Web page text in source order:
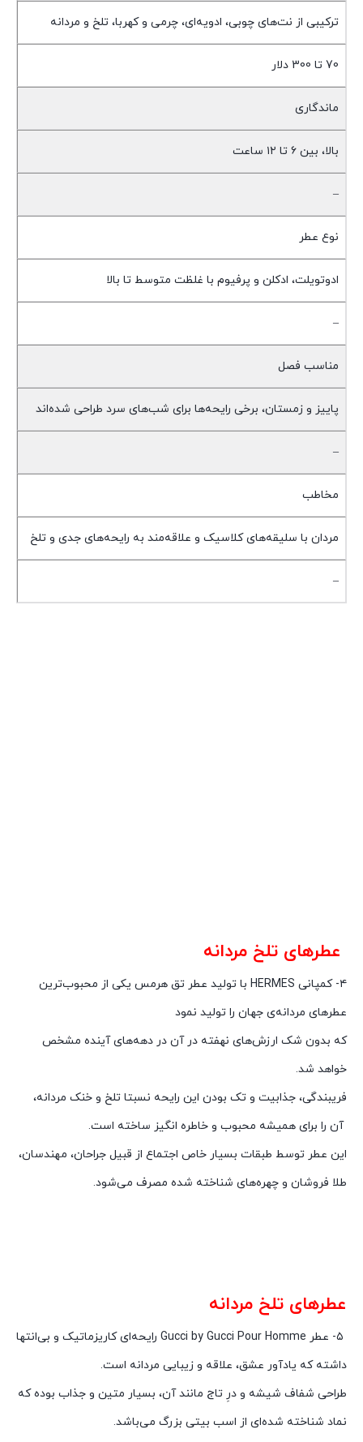
ترکیبی از نت‌های چوبی، ادویه‌ای، چرمی و کهربا، تلخ و مردانه
70 تا 300 دلار
ماندگاری
بالا، بین ۶ تا ۱۲ ساعت
–
نوع عطر
ادوتویلت، ادکلن و پرفیوم با غلظت متوسط تا بالا
–
مناسب فصل
پاییز و زمستان، برخی رایحه‌ها برای شب‌های سرد طراحی شده‌اند
–
مخاطب
مردان با سلیقه‌های کلاسیک و علاقه‌مند به رایحه‌های جدی و تلخ
–
عطرهای تلخ مردانه
۴- کمپانی HERMES با تولید عطر تق هرمس یکی از محبوب‌ترین
عطرهای مردانه‌ی جهان را تولید نمود
که بدون شک ارزش‌های نهفته در آن در دهه­‌های آینده مشخص
خواهد شد.
فریبندگی، جذابیت و تک بودن این رایحه‌ نسبتا تلخ و خنک مردانه،
آن را برای همیشه محبوب و خاطره انگیز ساخته است.
این عطر توسط طبقات بسیار خاص اجتماع از قبیل جراحان، مهندسان،
طلا فروشان و چهره‌های شناخته شده مصرف می‌شود.
عطرهای تلخ مردانه
عطر Gucci by Gucci Pour Homme رایحه‌ای کاریزماتیک و بی‌انتها
داشته که یادآور عشق، علاقه و زیبایی مردانه است.
طراحی شفاف شیشه و درِ تاج مانند آن، بسیار متین و جذاب بوده که
نماد شناخته شده‌ای از اسب بیتی بزرگ می‌باشد.